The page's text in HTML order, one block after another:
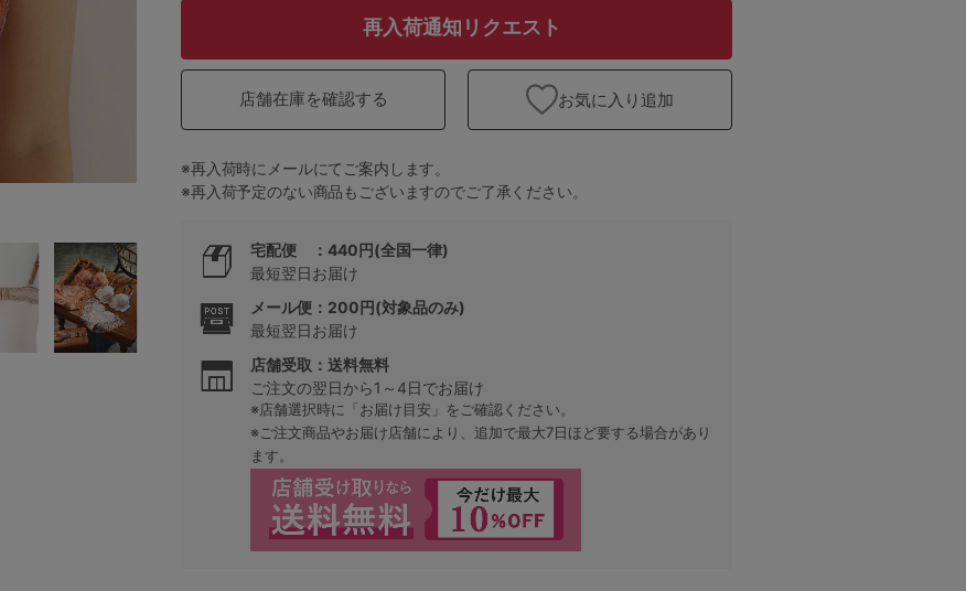
D85
E85
再入荷通知リクエスト
店舗在庫を確認する お気に入り追加
※再入荷時にメールにてご案内します。
※再入荷予定のない商品もございますのでご了承ください。
宅配便 ：440円(全国一律)
最短翌日お届け
メール便：200円(対象品のみ)
最短翌日お届け
店舗受取：送料無料
ご注文の翌日から1～4日でお届け
※店舗選択時に「お届け目安」をご確認ください。
※ご注文商品やお届け店舗により、追加で最大7日ほど要する場合があり
ます。